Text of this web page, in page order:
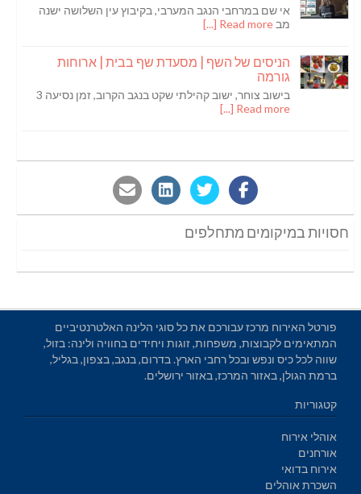
אי שם במרחבי הנגב המערבי, בקיבוץ עין השלושה ישנה
מב Read more [...]
הניסים של השף | מסעדת שף בבית | ארוחות
גורמה
בישוב צוחר, ישוב קהילתי שקט בנגב הקרוב, זמן נסיעה 3
Read more [...]
חסויות במיקומים מתחלפים
פורטל האירוח מרכז עבורכם את כל סוגי הלינה האלטרנטיביים
המתאימים לקבוצות, משפחות, זוגות ויחידים בחוויה ולינה: בזול,
שווה לכל כיס ונפש ובכל רחבי הארץ. בדרום, בנגב, בצפון, בגליל,
ברמת הגולן, באזור המרכז, באזור ירושלים.
קטגוריות
אוהלי אירוח
אורחנים
אירוח בדואי
השכרת אוהלים